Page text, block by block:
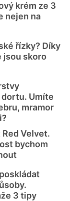
krém ze 3
nejen na
řízky? Díky
jsou skoro
Umíte
mramor
Velvet.
bychom
3 tipy